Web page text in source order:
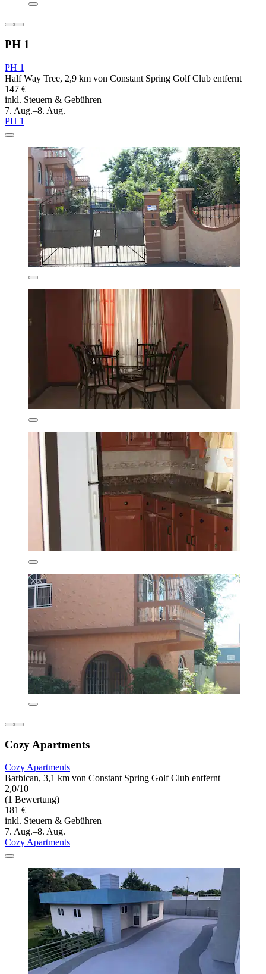
PH 1
PH 1
Half Way Tree, 2,9 km von Constant Spring Golf Club entfernt
147 €
inkl. Steuern & Gebühren
7. Aug.–8. Aug.
PH 1
Cozy Apartments
Cozy Apartments
Barbican, 3,1 km von Constant Spring Golf Club entfernt
2,0/10
(1 Bewertung)
181 €
inkl. Steuern & Gebühren
7. Aug.–8. Aug.
Cozy Apartments